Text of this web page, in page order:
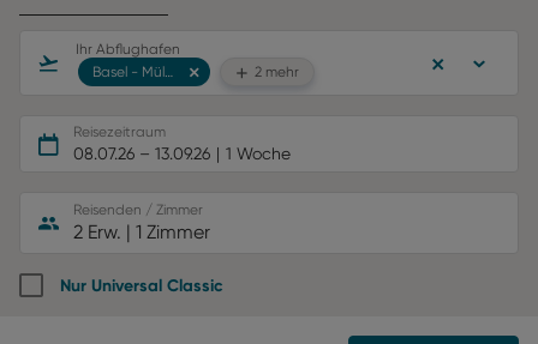
Ihr Abflughafen
2 mehr
Reisezeitraum
08.07.26 – 13.09.26 1 Woche
Reisenden / Zimmer
2 Erw. | 1 Zimmer
Nur Universal Classic